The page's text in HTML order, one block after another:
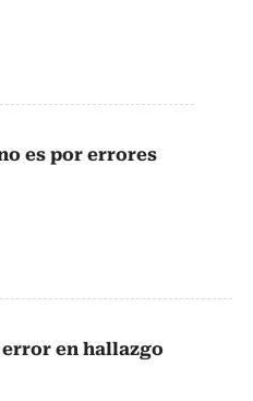
es por errores
en hallazgo